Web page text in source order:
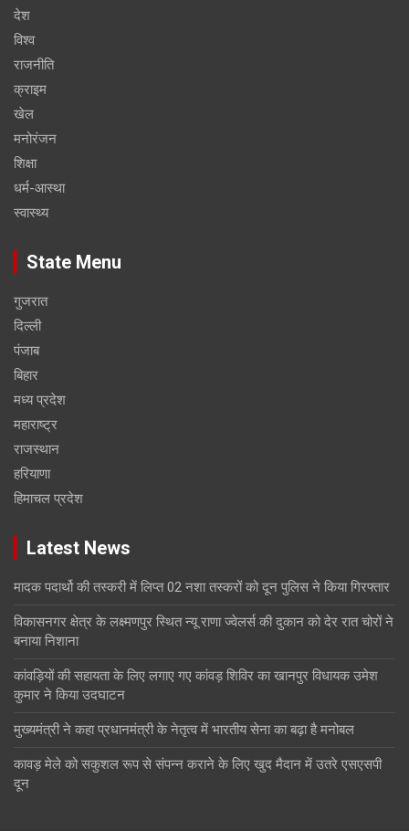
देश
विश्व
राजनीति
क्राइम
खेल
मनोरंजन
शिक्षा
धर्म-आस्था
स्वास्थ्य
State Menu
गुजरात
दिल्ली
पंजाब
बिहार
मध्य प्रदेश
महाराष्ट्र
राजस्थान
हरियाणा
हिमाचल प्रदेश
Latest News
मादक पदार्थो की तस्करी में लिप्त 02 नशा तस्करों को दून पुलिस ने किया गिरफ्तार
विकासनगर क्षेत्र के लक्ष्मणपुर स्थित न्यू राणा ज्वेलर्स की दुकान को देर रात चोरों ने
बनाया निशाना
कांवड़ियों की सहायता के लिए लगाए गए कांवड़ शिविर का खानपुर विधायक उमेश
कुमार ने किया उदघाटन
मुख्यमंत्री ने कहा प्रधानमंत्री के नेतृत्व में भारतीय सेना का बढ़ा है मनोबल
कावड़ मेले को सकुशल रूप से संपन्न कराने के लिए खुद मैदान में उतरे एसएसपी
दून